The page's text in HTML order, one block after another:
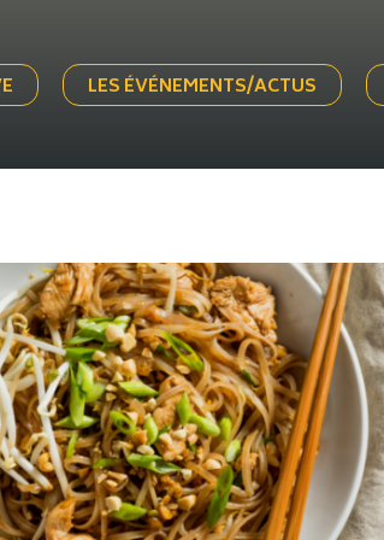
LES ÉVÉNEMENTS/ACTUS